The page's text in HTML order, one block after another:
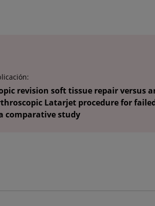
revision soft tissue repair versus
Latarjet procedure for
comparative study